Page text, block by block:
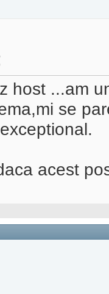
host ...am
se
acest